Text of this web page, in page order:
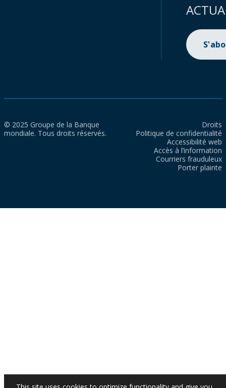
© 2025 Groupe de la Banque
mondiale. Tous droits réservés.
Droits
Politique de confidentialité
Accessibilité web
Accès à l’information
Courriers frauduleux
Porter plainte